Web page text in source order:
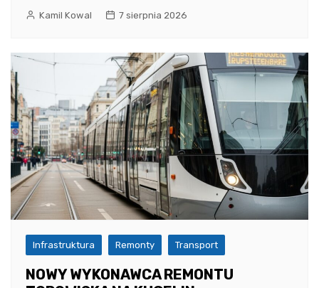
Kamil Kowal 7 sierpnia 2026
Infrastruktura Remonty Transport
NOWY WYKONAWCA REMONTU